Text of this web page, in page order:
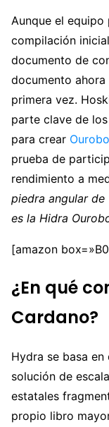
Aunque el
compilación
documento de
documento ahora
primera vez.
parte clave de
para crear
prueba de
rendimiento a
piedra angular
es la Hidra
[amazon
¿En qué
Cardano?
Hydra se basa
solución de
estatales
propio libro